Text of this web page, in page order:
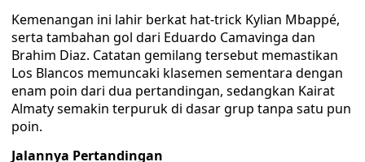
Kemenangan ini lahir berkat hat-trick Kylian Mbappé,
serta tambahan gol dari Eduardo Camavinga dan
Brahim Diaz. Catatan gemilang tersebut memastikan
Los Blancos memuncaki klasemen sementara dengan
enam poin dari dua pertandingan, sedangkan Kairat
Almaty semakin terpuruk di dasar grup tanpa satu pun
poin.
Jalannya Pertandingan